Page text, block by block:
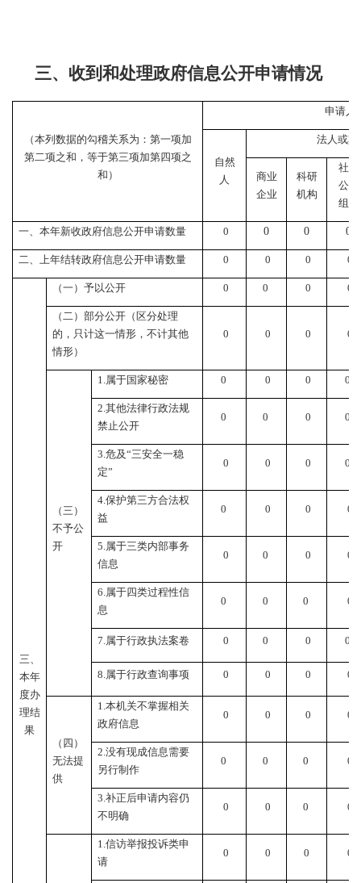
三、收到和处理政府信息公开申请情况
（本列数据的勾稽关系为：第一项加
第二项之和，等于第三项加第四项之
和）
申请人
自然
人
法人或其
商业
企业
科研
机构
社会
公益
组织
一、本年新收政府信息公开申请数量 0 0 0 0
二、上年结转政府信息公开申请数量 0 0 0 0
三、
本年
度办
理结
果
（一）予以公开 0 0 0 0
（二）部分公开（区分处理
的，只计这一情形，不计其他
情形）
0 0 0 0
（三）
不予公
开
1.属于国家秘密 0 0 0 0
2.其他法律行政法规
禁止公开
0 0 0 0
3.危及“三安全一稳
定”
0 0 0 0
4.保护第三方合法权
益
0 0 0 0
5.属于三类内部事务
信息
0 0 0 0
6.属于四类过程性信
息
0 0 0 0
7.属于行政执法案卷 0 0 0 0
8.属于行政查询事项 0 0 0 0
（四）
无法提
供
1.本机关不掌握相关
政府信息
0 0 0 0
2.没有现成信息需要
另行制作
0 0 0 0
3.补正后申请内容仍
不明确
0 0 0 0
1.信访举报投诉类申
请
0 0 0 0